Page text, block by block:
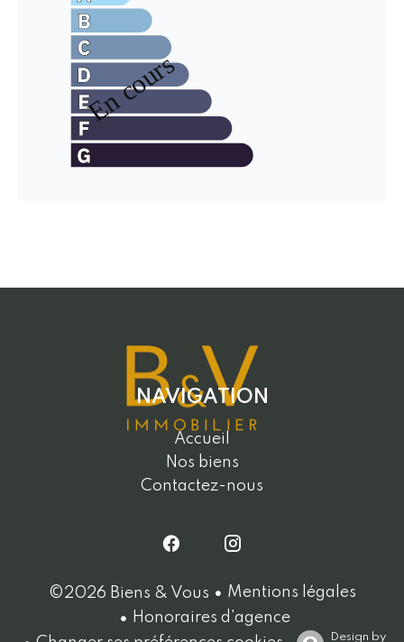
NAVIGATION
Accueil
Nos biens
Contactez-nous
©2026 Biens & Vous
Mentions légales
Honoraires d'agence
Design by